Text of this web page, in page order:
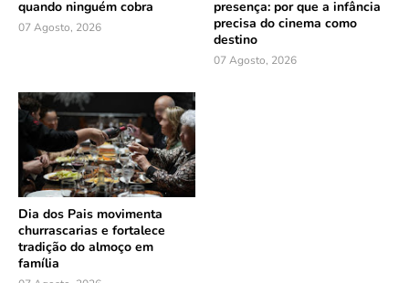
quando ninguém cobra
07 Agosto, 2026
presença: por que a infância
precisa do cinema como
destino
07 Agosto, 2026
Dia dos Pais movimenta
churrascarias e fortalece
tradição do almoço em
família